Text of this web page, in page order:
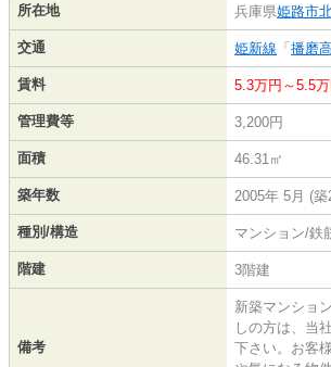
所在地 兵庫県姫路市
交通 姫新線 「 播磨
賃料 5.3万円～5.5万
管理費等 3,200円
面積 46.31㎡
築年数 2005年 5月 (築
種別/構造 マンション/鉄
階建 3階建
備考
新築マンショ
しの方は、当
下さい。お客